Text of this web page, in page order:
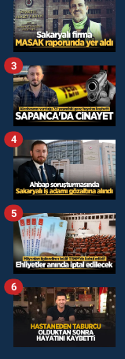
3
4
5
6